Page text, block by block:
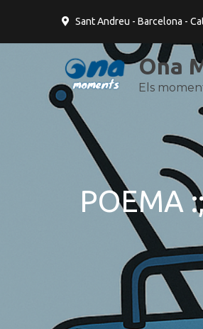
Sant Andreu - Barcelona -
Ona
Els
POEMA